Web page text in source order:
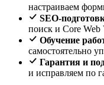
настраиваем
SEO-
поиск и Core Web
Обучение
самостоятельно
Гарантия и
и исправляем по